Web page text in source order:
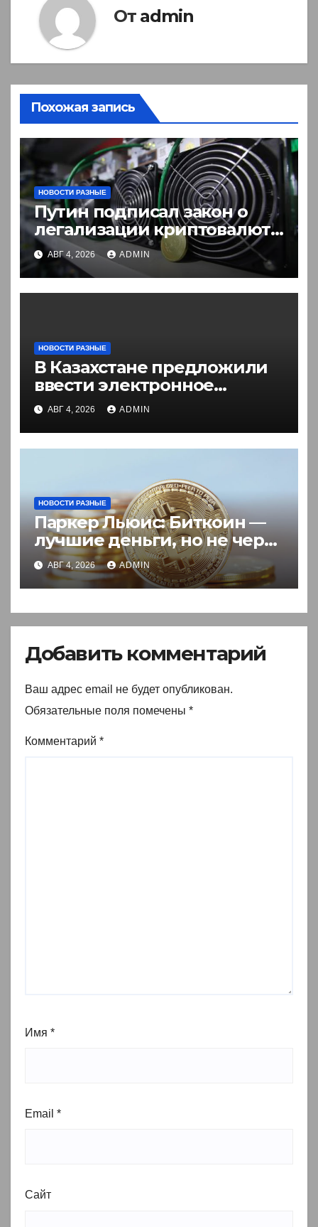
От admin
Похожая запись
НОВОСТИ РАЗНЫЕ
Путин подписал закон о
легализации криптовалют
в России. Что нужно знать
АВГ 4, 2026 ADMIN
НОВОСТИ РАЗНЫЕ
В Казахстане предложили
ввести электронное
разрешение на въезд для
иностранцев
АВГ 4, 2026 ADMIN
НОВОСТИ РАЗНЫЕ
Паркер Льюис: Биткоин —
лучшие деньги, но не через
акции
АВГ 4, 2026 ADMIN
Добавить комментарий
Ваш адрес email не будет опубликован.
Обязательные поля помечены *
Комментарий *
Имя *
Email *
Сайт